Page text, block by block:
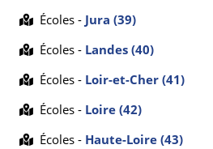
Écoles - Jura (39)
Écoles - Landes (40)
Écoles - Loir-et-Cher (41)
Écoles - Loire (42)
Écoles - Haute-Loire (43)